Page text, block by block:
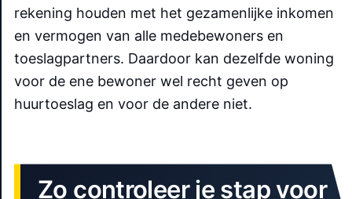
rekening houden met het gezamenlijke inkomen
en vermogen van alle medebewoners en
toeslagpartners. Daardoor kan dezelfde woning
voor de ene bewoner wel recht geven op
huurtoeslag en voor de andere niet.
Zo controleer je stap voor